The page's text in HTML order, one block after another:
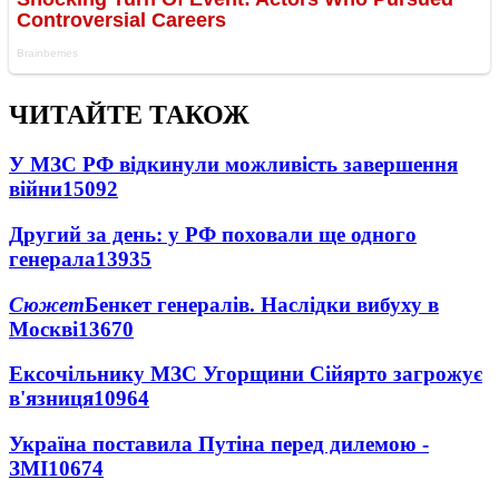
ЧИТАЙТЕ ТАКОЖ
У МЗС РФ відкинули можливість завершення
війни15092
Другий за день: у РФ поховали ще одного
генерала13935
СюжетБенкет генералів. Наслідки вибуху в
Москві13670
Ексочільнику МЗС Угорщини Сійярто загрожує
в'язниця10964
Україна поставила Путіна перед дилемою -
ЗМІ10674